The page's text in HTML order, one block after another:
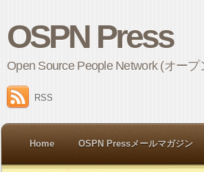
OSPN Press
Open Source People Network (オー
RSS
Home OSPN Pressメールマガジン